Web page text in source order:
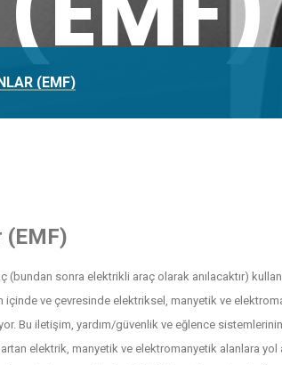
(EMF)
(EMF)
sonra elektrikli araç olarak anılacaktır)
ve çevresinde elektriksel, manyetik ve
Bu iletişim, yardım/güvenlik ve eğlence
elektrik, manyetik ve elektromanyetik alanlara yol